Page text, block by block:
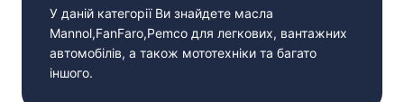
У даній категорії Ви знайдете масла
Mannol,FanFaro,Pemco для легкових, вантажних
автомобілів, а також мототехніки та багато
іншого.